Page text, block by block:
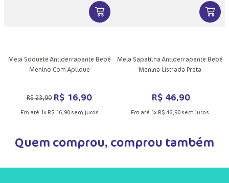
INFORMAÇÕES DO PRODUTO
VER MAIS INFORMAÇÕES DO
Meia Soquete Antiderrapante Bebê
Menino Com Aplique
R$23,90 R$ 16,90
Em até 1x R$ 16,90sem juros
VER
Meia Sapatilha Antiderrapante Bebê
Menina Listrada Preta
R$ 46,90
Em até 1x R$ 46,90sem juros
Quem comprou, comprou também